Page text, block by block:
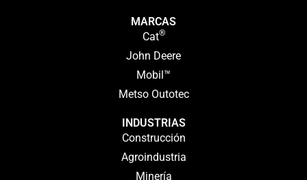
MARCAS
Cat®
John Deere
Mobil™
Metso Outotec
INDUSTRIAS
Construcción
Agroindustria
Minería